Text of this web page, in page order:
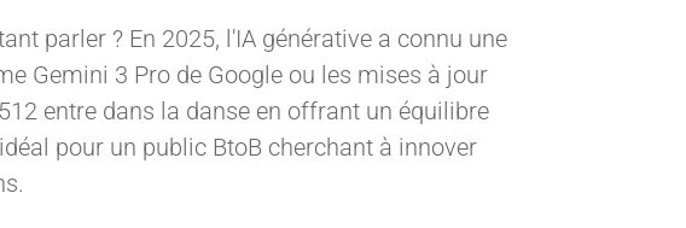
parler ? En 2025, l'IA générative a connu une
Gemini 3 Pro de Google ou les mises à jour
entre dans la danse en offrant un équilibre
pour un public BtoB cherchant à innover